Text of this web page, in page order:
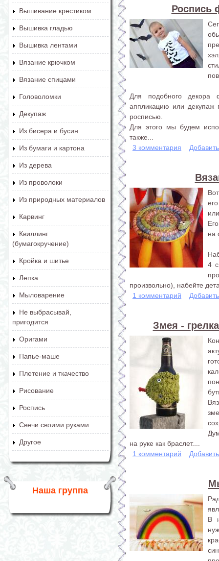
Вышивание крестиком
Вышивка гладью
Вышивка лентами
Вязание крючком
Вязание спицами
Головоломки
Декупаж
Из бисера и бусин
Из бумаги и картона
Из дерева
Из проволоки
Из природных материалов
Карвинг
Квиллинг
(бумагокручение)
Кройка и шитье
Лепка
Мыловарение
Не выбрасывай,
пригодится
Оригами
Папье-маше
Плетение и ткачество
Рисование
Роспись
Свечи своими руками
Другое
Наша группа
Роспись
Для подобного декора
аппликацию или декупаж
росписью.
Для этого мы будем
также...
3 комментария
на
4
произвольно), набейте
1 комментарий
Змея -
на руке как браслет....
1 комментарий
В